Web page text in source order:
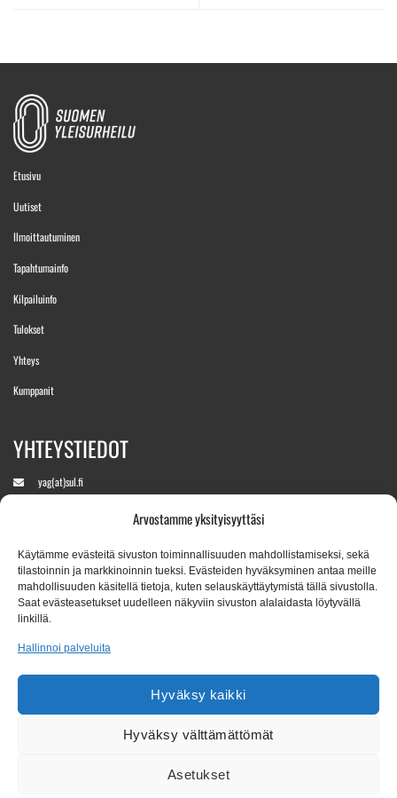
Arvostamme yksityisyyttäsi
Käytämme evästeitä sivuston toiminnallisuuden mahdollistamiseksi, sekä
tilastoinnin ja markkinoinnin tueksi. Evästeiden hyväksyminen antaa meille
mahdollisuuden käsitellä tietoja, kuten selauskäyttäytymistä tällä sivustolla.
Saat evästeasetukset uudelleen näkyviin sivuston alalaidasta löytyvällä
linkillä.
Hallinnoi palveluita
Hyväksy kaikki
Hyväksy välttämättömät
Asetukset
Etusivu
Uutiset
Ilmoittautuminen
Tapahtumainfo
Kilpailuinfo
Tulokset
Yhteys
Kumppanit
YHTEYSTIEDOT
yag(at)sul.fi
Tapahtumapaikka:
Leppävaaran Stadion, Veräjäpellonkatu 17, 02650 Espoo
Kaikki kirje-/pakettiposti osoitteeseen:
Valimotie 10